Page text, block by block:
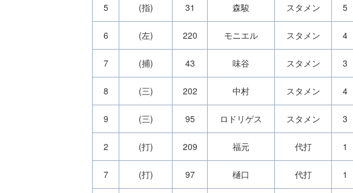
5 (指) 31 森駿 スタメン 5
6 (左) 220 モニエル スタメン 4
7 (捕) 43 味谷 スタメン 3
8 (三) 202 中村 スタメン 4
9 (三) 95 ロドリゲス スタメン 3
2 (打) 209 福元 代打 1
7 (打) 97 樋口 代打 1